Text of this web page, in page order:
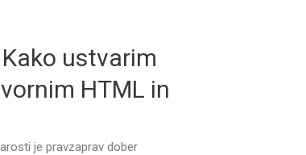
ustvarim
HTML in
je pravzaprav dober